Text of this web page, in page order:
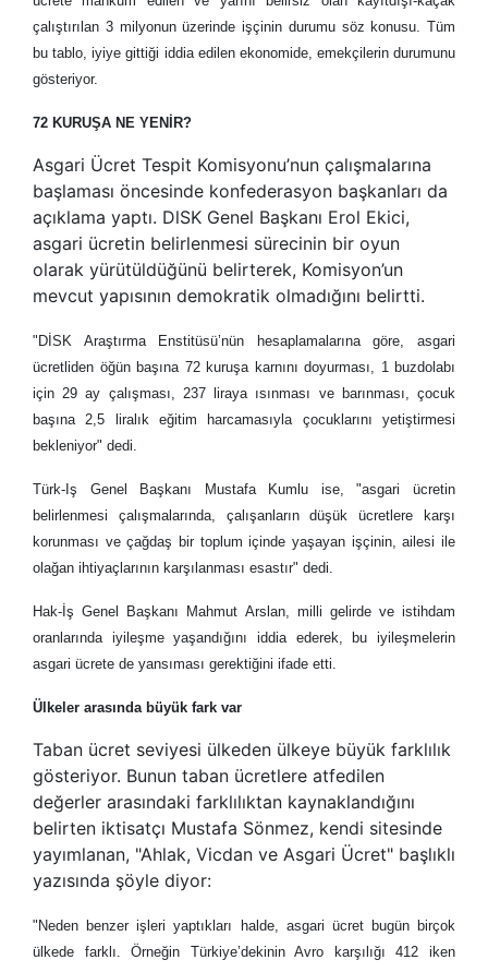
çalıştırılan 3 milyonun üzerinde işçinin durumu söz konusu. Tüm
bu tablo, iyiye gittiği iddia edilen ekonomide, emekçilerin durumunu
gösteriyor.
72 KURUŞA NE YENİR?
Asgari Ücret Tespit Komisyonu’nun çalışmalarına
başlaması öncesinde konfederasyon başkanları da
açıklama yaptı. DlSK Genel Başkanı Erol Ekici,
asgari ücretin belirlenmesi sürecinin bir oyun
olarak yürütüldüğünü belirterek, Komisyon’un
mevcut yapısının demokratik olmadığını belirtti.
"DİSK Araştırma Enstitüsü’nün hesaplamalarına göre, asgari
ücretliden öğün başına 72 kuruşa karnını doyurması, 1 buzdolabı
için 29 ay çalışması, 237 liraya ısınması ve barınması, çocuk
başına 2,5 liralık eğitim harcamasıyla çocuklarını yetiştirmesi
bekleniyor" dedi.
Türk-Iş Genel Başkanı Mustafa Kumlu ise, "asgari ücretin
belirlenmesi çalışmalarında, çalışanların düşük ücretlere karşı
korunması ve çağdaş bir toplum içinde yaşayan işçinin, ailesi ile
olağan ihtiyaçlarının karşılanması esastır" dedi.
Hak-İş Genel Başkanı Mahmut Arslan, milli gelirde ve istihdam
oranlarında iyileşme yaşandığını iddia ederek, bu iyileşmelerin
asgari ücrete de yansıması gerektiğini ifade etti.
Ülkeler arasında büyük fark var
Taban ücret seviyesi ülkeden ülkeye büyük farklılık
gösteriyor. Bunun taban ücretlere atfedilen
değerler arasındaki farklılıktan kaynaklandığını
belirten iktisatçı Mustafa Sönmez, kendi sitesinde
yayımlanan, "Ahlak, Vicdan ve Asgari Ücret" başlıklı
yazısında şöyle diyor:
"Neden benzer işleri yaptıkları halde, asgari ücret bugün birçok
ülkede farklı. Örneğin Türkiye’dekinin Avro karşılığı 412 iken